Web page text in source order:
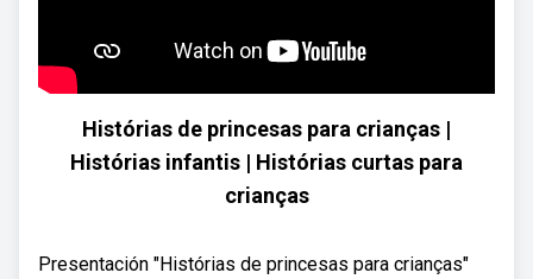
Histórias de princesas para crianças |
Histórias infantis | Histórias curtas para
crianças
Presentación "Histórias de princesas para crianças"